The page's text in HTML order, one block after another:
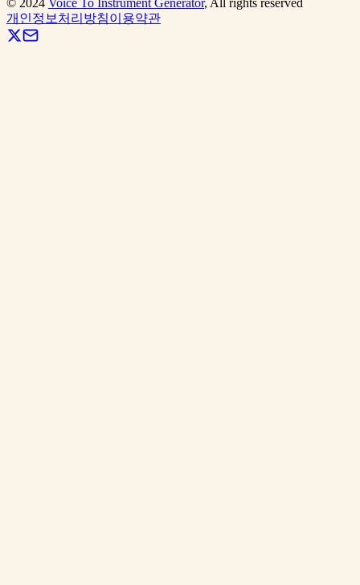
© 2024 Voice To Instrument Generator, All rights reserved
개인정보처리방침이용약관